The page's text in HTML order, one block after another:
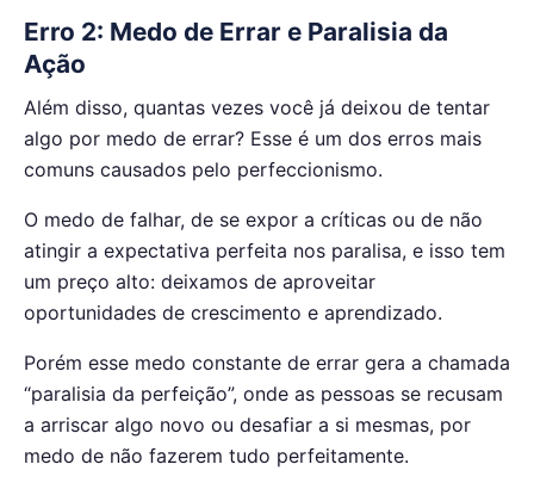
Erro 2: Medo de Errar e Paralisia da
Ação
Além disso, quantas vezes você já deixou de tentar
algo por medo de errar? Esse é um dos erros mais
comuns causados pelo perfeccionismo.
O medo de falhar, de se expor a críticas ou de não
atingir a expectativa perfeita nos paralisa, e isso tem
um preço alto: deixamos de aproveitar
oportunidades de crescimento e aprendizado.
Porém esse medo constante de errar gera a chamada
“paralisia da perfeição”, onde as pessoas se recusam
a arriscar algo novo ou desafiar a si mesmas, por
medo de não fazerem tudo perfeitamente.